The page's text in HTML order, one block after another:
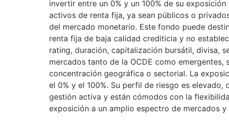
invertir entre un 0% y un 100% de su
activos de renta fija, ya sean públicos o
del mercado monetario. Este fondo puede
renta fija de baja calidad crediticia y no
rating, duración, capitalización bursátil, divisa,
mercados tanto de la OCDE como
concentración geográfica o sectorial. La
el 0% y el 100%. Su perfil de riesgo es elevado,
gestión activa y están cómodos con la
exposición a un amplio espectro de mercados